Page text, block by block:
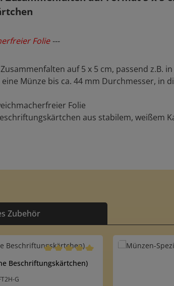
Folie---
auf 5 x 5 cm, passend z.B.
Münze bis ca. 44 mm Durchmesser, in
Folie
aus stabilem, weißem
Zubehör
Durchschnittliche Bewertung von 5
Beschriftungskärtchen)
G